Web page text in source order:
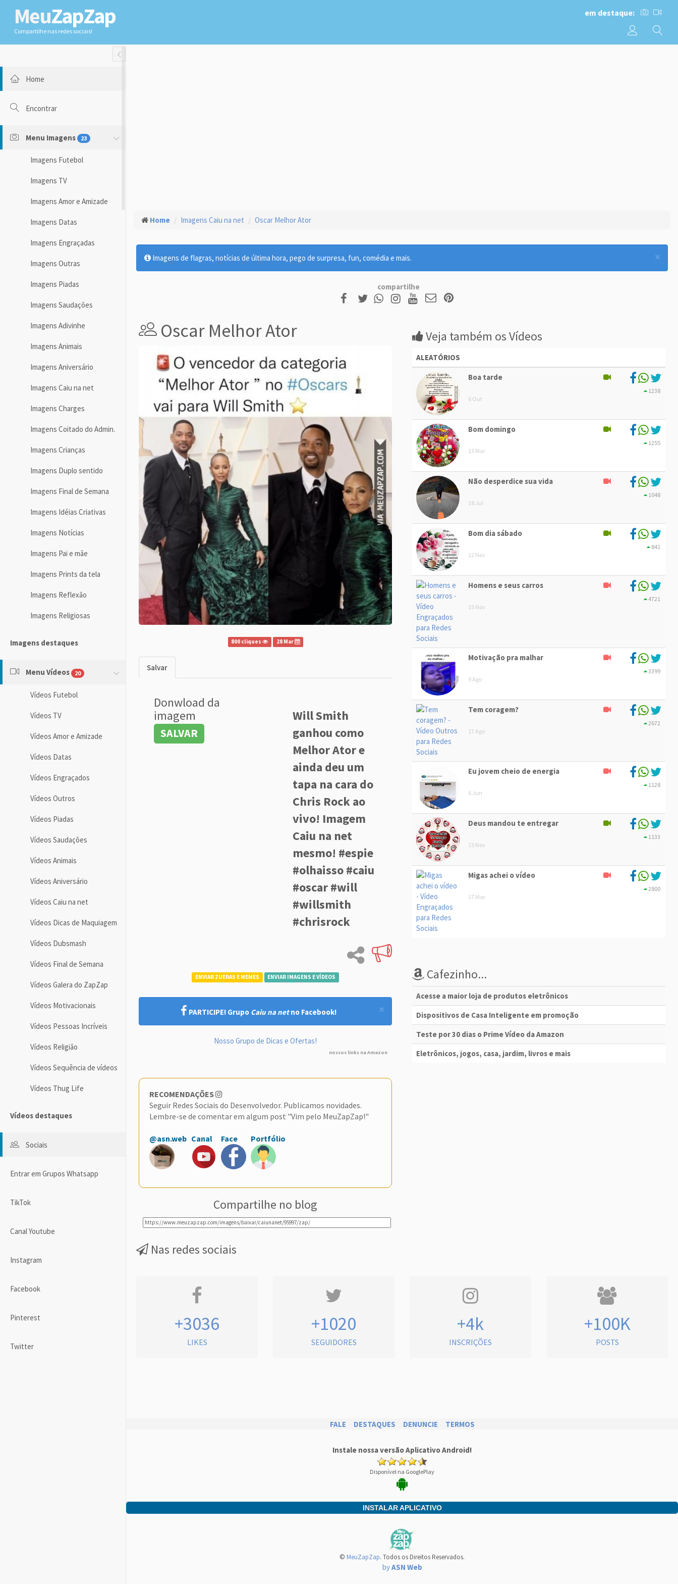
MeuZapZap
Compartilhe nas redes sociais!
em destaque:
Toggle Fullwidth
Home
Encontrar
Menu Imagens 23
Imagens Futebol
Imagens TV
Imagens Amor e Amizade
Imagens Datas
Imagens Engraçadas
Imagens Outras
Imagens Piadas
Imagens Saudações
Imagens Adivinhe
Imagens Animais
Imagens Aniversário
Imagens Caiu na net
Imagens Charges
Imagens Coitado do Admin.
Imagens Crianças
Imagens Duplo sentido
Imagens Final de Semana
Imagens Idéias Criativas
Imagens Notícias
Imagens Pai e mãe
Imagens Prints da tela
Imagens Reflexão
Imagens Religiosas
Imagens destaques
Menu Vídeos 20
Vídeos Futebol
Vídeos TV
Vídeos Amor e Amizade
Vídeos Datas
Vídeos Engraçados
Vídeos Outros
Vídeos Piadas
Vídeos Saudações
Vídeos Animais
Vídeos Aniversário
Vídeos Caiu na net
Vídeos Dicas de Maquiagem
Vídeos Dubsmash
Vídeos Final de Semana
Vídeos Galera do ZapZap
Vídeos Motivacionais
Vídeos Pessoas Incríveis
Vídeos Religião
Vídeos Sequência de vídeos
Vídeos Thug Life
Vídeos destaques
Sociais
Entrar em Grupos Whatsapp
TikTok
Canal Youtube
Instagram
Facebook
Pinterest
Twitter
Home Imagens Caiu na net Oscar Melhor Ator
×
Imagens de flagras, notícias de última hora, pego de surpresa, fun, comédia e mais.
compartilhe
Oscar Melhor Ator
800 cliques 28 Mar
Salvar
Donwload da
imagem
SALVAR
Will Smith
ganhou como
Melhor Ator e
ainda deu um
tapa na cara do
Chris Rock ao
vivo! Imagem
Caiu na net
mesmo! #espie
#olhaisso #caiu
#oscar #will
#willsmith
#chrisrock
ENVIAR ZUERAS E MEMES ENVIAR IMAGENS E VÍDEOS
×
PARTICIPE! Grupo Caiu na netno Facebook!
Nosso Grupo de Dicas e Ofertas!
nossos links na Amazon
RECOMENDAÇÕES
Seguir Redes Sociais do Desenvolvedor. Publicamos novidades.
Lembre-se de comentar em algum post "Vim pelo MeuZapZap!"
@asn.web Canal Face Portfólio
Compartilhe no blog
Veja também os Vídeos
ALEATÓRIOS
Boa tarde
6 Out
1238
Bom domingo
15 Mai
1255
Não desperdice sua vida
18 Jul
1048
Bom dia sábado
12 Nov
841
Homens e seus carros
15 Nov
4721
Motivação pra malhar
9 Ago
3399
Tem coragem?
17 Ago
2672
Eu jovem cheio de energia
6 Jun
1128
Deus mandou te entregar
15 Nov
1133
Migas achei o vídeo
17 Mar
2800
Cafezinho...
Acesse a maior loja de produtos eletrônicos
Dispositivos de Casa Inteligente em promoção
Teste por 30 dias o Prime Vídeo da Amazon
Eletrônicos, jogos, casa, jardim, livros e mais
Nas redes sociais
+3036
LIKES
+1020
SEGUIDORES
+4k
INSCRIÇÕES
+100K
POSTS
FALE DESTAQUES DENUNCIE TERMOS
Instale nossa versão Aplicativo Android!
Disponível na GooglePlay
INSTALAR APLICATIVO
© MeuZapZap. Todos os Direitos Reservados.
byASN Web